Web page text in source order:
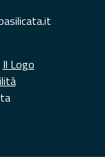
Il Logo